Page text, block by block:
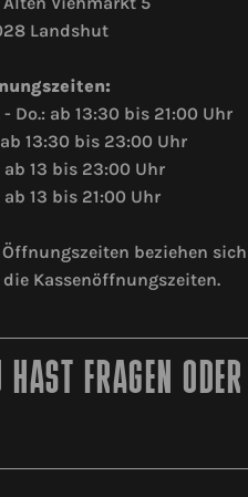
Landshut
- Do.: ab 13:30 bis 21:00 Uhr
ab 13:30 bis 23:00 Uhr
ab 13 bis 23:00 Uhr
ab 13 bis 21:00 Uhr
Öffnungszeiten beziehen sich
Kassenöffnungszeiten.
HAST FRAGEN